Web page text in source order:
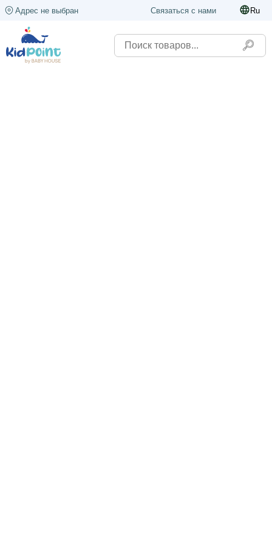
Адрес не выбран Связаться с нами Ru